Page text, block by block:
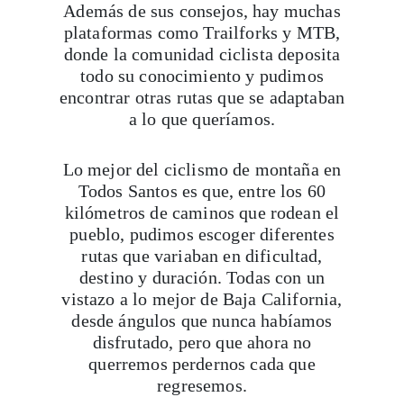
Además de sus consejos, hay muchas
plataformas como Trailforks y MTB,
donde la comunidad ciclista deposita
todo su conocimiento y pudimos
encontrar otras rutas que se adaptaban
a lo que queríamos.
Lo mejor del ciclismo de montaña en
Todos Santos es que, entre los 60
kilómetros de caminos que rodean el
pueblo, pudimos escoger diferentes
rutas que variaban en dificultad,
destino y duración. Todas con un
vistazo a lo mejor de Baja California,
desde ángulos que nunca habíamos
disfrutado, pero que ahora no
querremos perdernos cada que
regresemos.